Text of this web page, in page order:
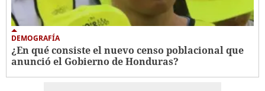
DEMOGRAFÍA
¿En qué consiste el nuevo censo poblacional que
anunció el Gobierno de Honduras?